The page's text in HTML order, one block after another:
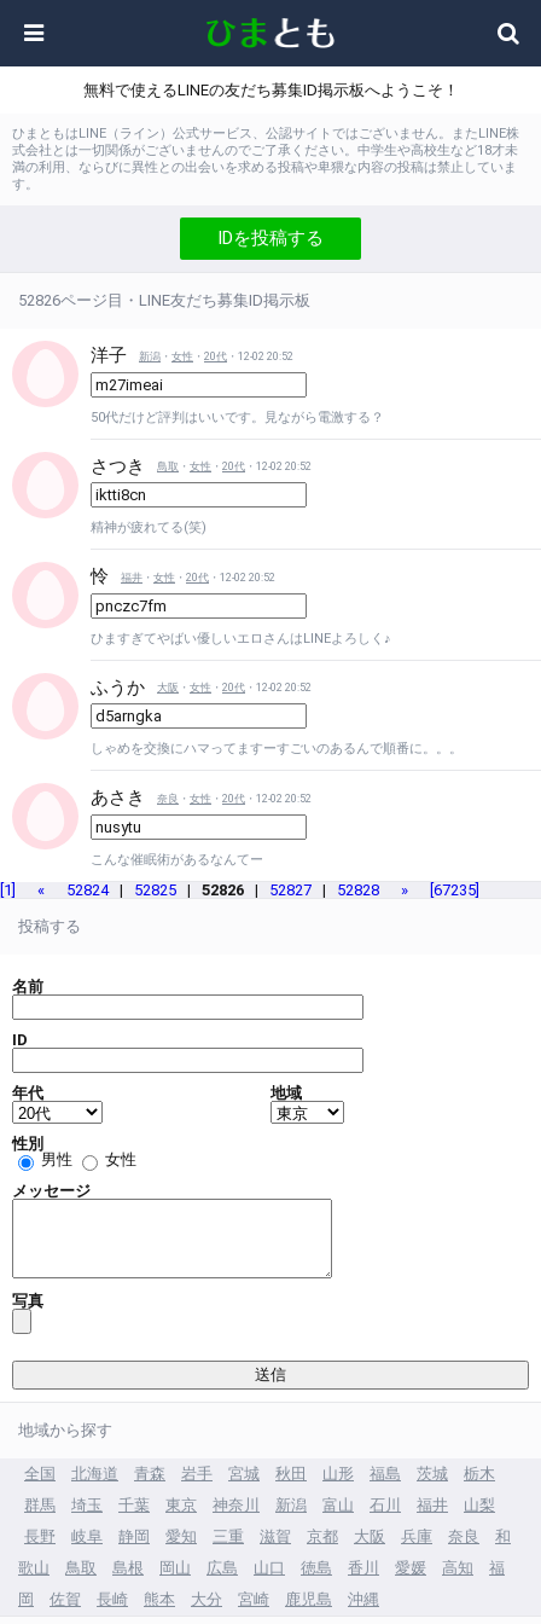
無料で使えるLINEの友だち募集ID掲示板へようこそ！
ひまともはLINE（ライン）公式サービス、公認サイトではございません。またLINE株
式会社とは一切関係がございませんのでご了承ください。中学生や高校生など18才未
満の利用、ならびに異性との出会いを求める投稿や卑猥な内容の投稿は禁止していま
す。
IDを投稿する
52826ページ目・LINE友だち募集ID掲示板
洋子 新潟 ・ 女性 ・ 20代 ・12-02 20:52
50代だけど評判はいいです。見ながら電激する？
さつき 鳥取 ・ 女性 ・ 20代 ・12-02 20:52
精神が疲れてる(笑)
怜 福井 ・ 女性 ・ 20代 ・12-02 20:52
ひますぎてやばい優しいエロさんはLINEよろしく♪
ふうか 大阪 ・ 女性 ・ 20代 ・12-02 20:52
しゃめを交換にハマってますーすごいのあるんで順番に。。。
あさき 奈良 ・ 女性 ・ 20代 ・12-02 20:52
こんな催眠術があるなんてー
[1] « 52824| 52825 | 52826 | 52827 | 52828 »
[67235]
投稿する
名前
ID
年代 地域
性別
男性
女性
メッセージ
写真
地域から探す
全国 北海道 青森 岩手 宮城 秋田 山形 福島 茨城
栃木
群馬
埼玉 千葉 東京 神奈川 新潟 富山 石川 福井
山梨
長野
岐阜 静岡 愛知 三重 滋賀 京都 大阪 兵庫 奈良
和
歌山
鳥取 島根 岡山 広島 山口 徳島 香川 愛媛 高知
福
岡
佐賀 長崎 熊本 大分 宮崎 鹿児島 沖縄